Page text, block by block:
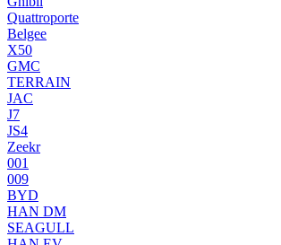
Quattroporte
Belgee
X50
GMC
TERRAIN
JAC
J7
JS4
Zeekr
001
009
BYD
HAN DM
SEAGULL